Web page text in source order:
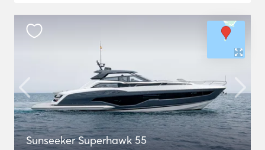
Sunseeker Superhawk 55